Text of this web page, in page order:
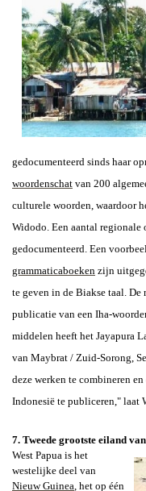
gedocumenteerd sinds haar
woordenschat van 200
culturele woorden, waardoor
Widodo. Een aantal
gedocumenteerd. Een
grammaticaboeken zijn
te geven in de Biakse taal.
publicatie van een Iha-
middelen heeft het Jayapura
van Maybrat / Zuid-Sorong,
deze werken te combineren
Indonesië te publiceren," laat
7. Tweede grootste eiland
West Papua is het
westelijke deel van
Nieuw Guinea, het op één